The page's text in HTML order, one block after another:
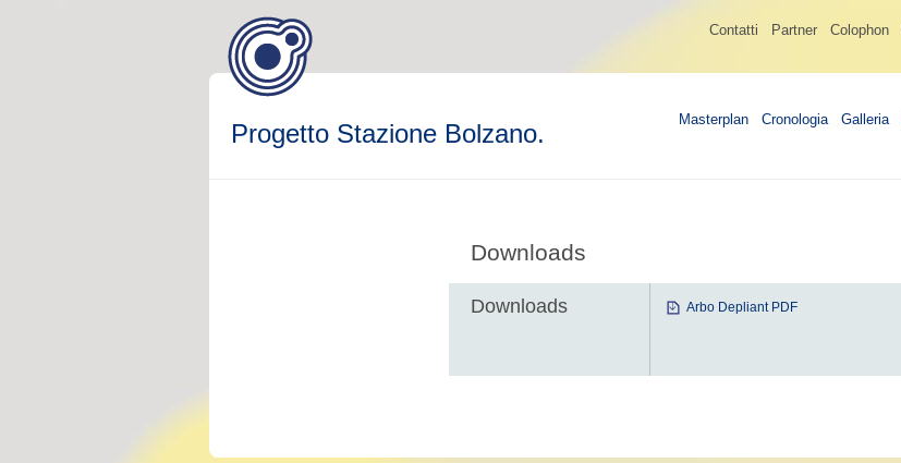
Contatti Partner Colophon
Progetto Stazione Bolzano. Masterplan Cronologia Galleria
Downloads
Downloads Arbo Depliant PDF